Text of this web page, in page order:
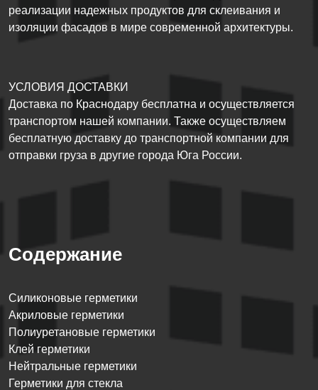
реализации надежных продуктов для склеивания и
изоляции фасадов в мире современной архитектуры.
УСЛОВИЯ ДОСТАВКИ
Доставка по Краснодару бесплатна и осуществляется
транспортом нашей компании. Также осуществляем
бесплатную доставку до транспортной компании для
отправки груза в другие города Юга России.
Содержание
Силиконовые герметики
Акриловые герметики
Полиуретановые герметики
Клей герметики
Нейтральные герметики
Герметики для стекла